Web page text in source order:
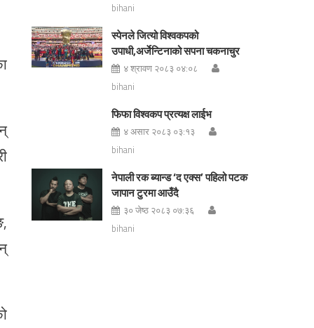
bihani
स्पेनले जित्यो विश्वकपको
उपाधी,अर्जेन्टिनाको सपना चकनाचुर
४ श्रावण २०८३ ०४:०८
bihani
फिफा विश्वकप प्रत्यक्ष लाईभ
४ असार २०८३ ०३:१३
bihani
नेपाली रक ब्यान्ड ‘द एक्स’ पहिलो पटक
जापान टुरमा आउँदै
३० जेष्ठ २०८३ ०७:३६
bihani